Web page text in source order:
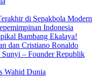
di Sepakbola Modern
Indonesia
Bambang Ekalaya!
dan Cristiano Ronaldo
– Founder Republik
Wahid Dunia